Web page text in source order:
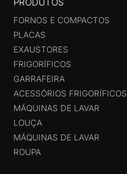
PRODUTOS
FORNOS E COMPACTOS
PLACAS
EXAUSTORES
FRIGORÍFICOS
GARRAFEIRA
ACESSÓRIOS FRIGORÍFICOS
MÁQUINAS DE LAVAR
LOUÇA
MÁQUINAS DE LAVAR
ROUPA